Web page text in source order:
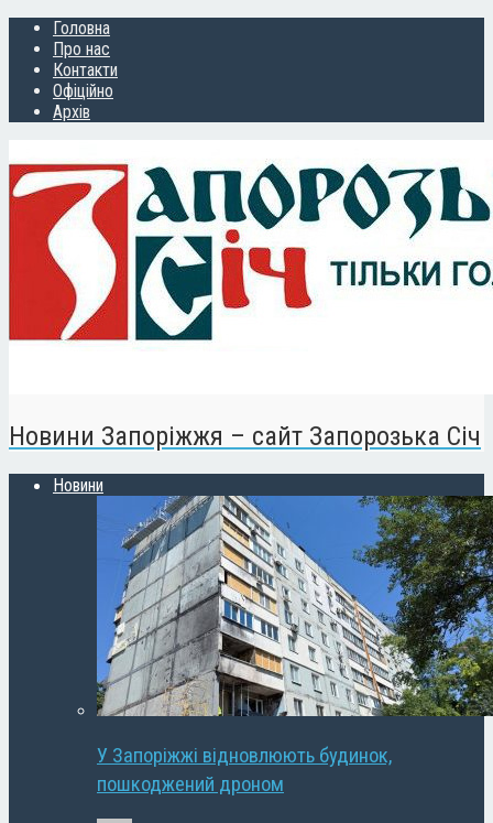
Головна
Про нас
Контакти
Офіційно
Архів
Новини Запоріжжя – сайт Запорозька Січ
Новини
У Запоріжжі відновлюють будинок,
пошкоджений дроном